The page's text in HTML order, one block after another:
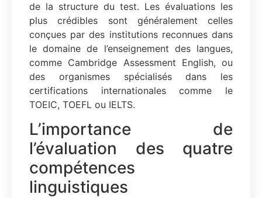
de la structure du test. Les évaluations les
plus crédibles sont généralement celles
conçues par des institutions reconnues dans
le domaine de l’enseignement des langues,
comme Cambridge Assessment English, ou
des organismes spécialisés dans les
certifications internationales comme le
TOEIC, TOEFL ou IELTS.
L’importance de
l’évaluation des quatre
compétences
linguistiques